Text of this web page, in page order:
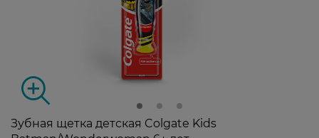
Зубная щетка детская Colgate Kids